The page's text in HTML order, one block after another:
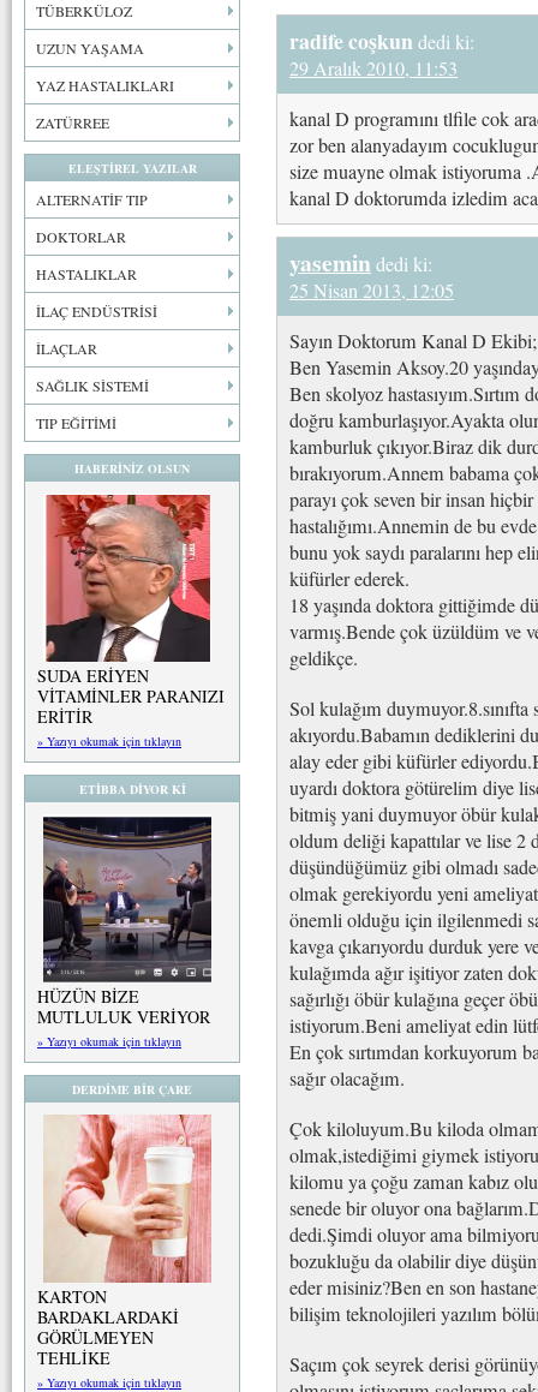
TÜBERKÜLOZ
UZUN YAŞAMA
YAZ HASTALIKLARI
ZATÜRREE
ELEŞTİREL YAZILAR
ALTERNATİF TIP
DOKTORLAR
HASTALIKLAR
İLAÇ ENDÜSTRİSİ
İLAÇLAR
SAĞLIK SİSTEMİ
TIP EĞİTİMİ
HABERİNİZ OLSUN
SUDA ERİYEN
VİTAMİNLER PARANIZI
ERİTİR
» Yazıyı okumak için tıklayın
ETİBBA DİYOR Kİ
HÜZÜN BİZE
MUTLULUK VERİYOR
» Yazıyı okumak için tıklayın
DERDİME BİR ÇARE
KARTON
BARDAKLARDAKİ
GÖRÜLMEYEN
TEHLİKE
» Yazıyı okumak için tıklayın
radife coşkundedi ki:
29 Aralık 2010, 11:53
kanal D programını tlfile cok
zor ben alanyadayım
size muayne olmak istiyoruma
kanal D doktorumda izledim
yasemin dedi ki:
25 Nisan 2013, 12:05
Sayın Doktorum Kanal D Ekibi;
Ben Yasemin Aksoy.20
Ben skolyoz hastasıyım.Sırtım
doğru kamburlaşıyor.Ayakta
kamburluk çıkıyor.Biraz dik
bırakıyorum.Annem babama
parayı çok seven bir insan
hastalığımı.Annemin de bu
bunu yok saydı paralarını hep
küfürler ederek.
18 yaşında doktora gittiğimde
varmış.Bende çok üzüldüm ve
geldikçe.
Sol kulağım
akıyordu.Babamın dediklerini
alay eder gibi küfürler
uyardı doktora götürelim diye
bitmiş yani duymuyor öbür
oldum deliği kapattılar ve lise 2
düşündüğümüz gibi olmadı
olmak gerekiyordu yeni
önemli olduğu için ilgilenmedi
kavga çıkarıyordu durduk yere
kulağımda ağır işitiyor zaten
sağırlığı öbür kulağına geçer
istiyorum.Beni ameliyat edin
En çok sırtımdan korkuyorum
sağır olacağım.
Çok kiloluyum.Bu kiloda
olmak,istediğimi giymek
kilomu ya çoğu zaman kabız
senede bir oluyor ona
dedi.Şimdi oluyor ama
bozukluğu da olabilir diye
eder misiniz?Ben en son
bilişim teknolojileri yazılım
Saçım çok seyrek derisi